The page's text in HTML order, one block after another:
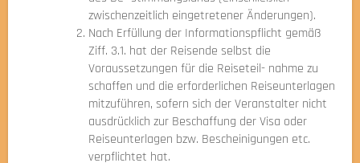
zwischenzeitlich eingetretener Änderungen).
Nach Erfüllung der Informationspflicht gemäß
Ziff. 3.1. hat der Reisende selbst die
Voraussetzungen für die Reiseteil- nahme zu
schaffen und die erforderlichen Reiseunterlagen
mitzuführen, sofern sich der Veranstalter nicht
ausdrücklich zur Beschaffung der Visa oder
Reiseunterlagen bzw. Bescheinigungen etc.
verpflichtet hat.